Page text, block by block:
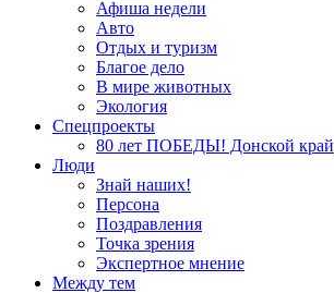
Афиша недели
Авто
Отдых и туризм
Благое дело
В мире животных
Экология
Спецпроекты
80 лет ПОБЕДЫ! Донской край
Люди
Знай наших!
Персона
Поздравления
Точка зрения
Экспертное мнение
Между тем